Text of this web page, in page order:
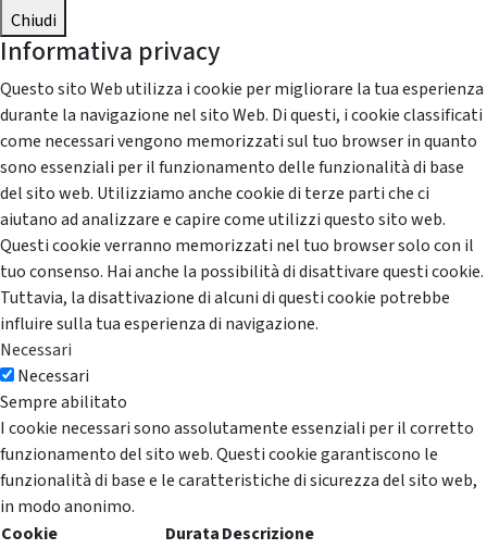
Chiudi
Informativa privacy
Questo sito Web utilizza i cookie per migliorare la tua esperienza
durante la navigazione nel sito Web. Di questi, i cookie classificati
come necessari vengono memorizzati sul tuo browser in quanto
sono essenziali per il funzionamento delle funzionalità di base
del sito web. Utilizziamo anche cookie di terze parti che ci
aiutano ad analizzare e capire come utilizzi questo sito web.
Questi cookie verranno memorizzati nel tuo browser solo con il
tuo consenso. Hai anche la possibilità di disattivare questi cookie.
Tuttavia, la disattivazione di alcuni di questi cookie potrebbe
influire sulla tua esperienza di navigazione.
Necessari
Necessari
Sempre abilitato
I cookie necessari sono assolutamente essenziali per il corretto
funzionamento del sito web. Questi cookie garantiscono le
funzionalità di base e le caratteristiche di sicurezza del sito web,
in modo anonimo.
Cookie
DurataDescrizione